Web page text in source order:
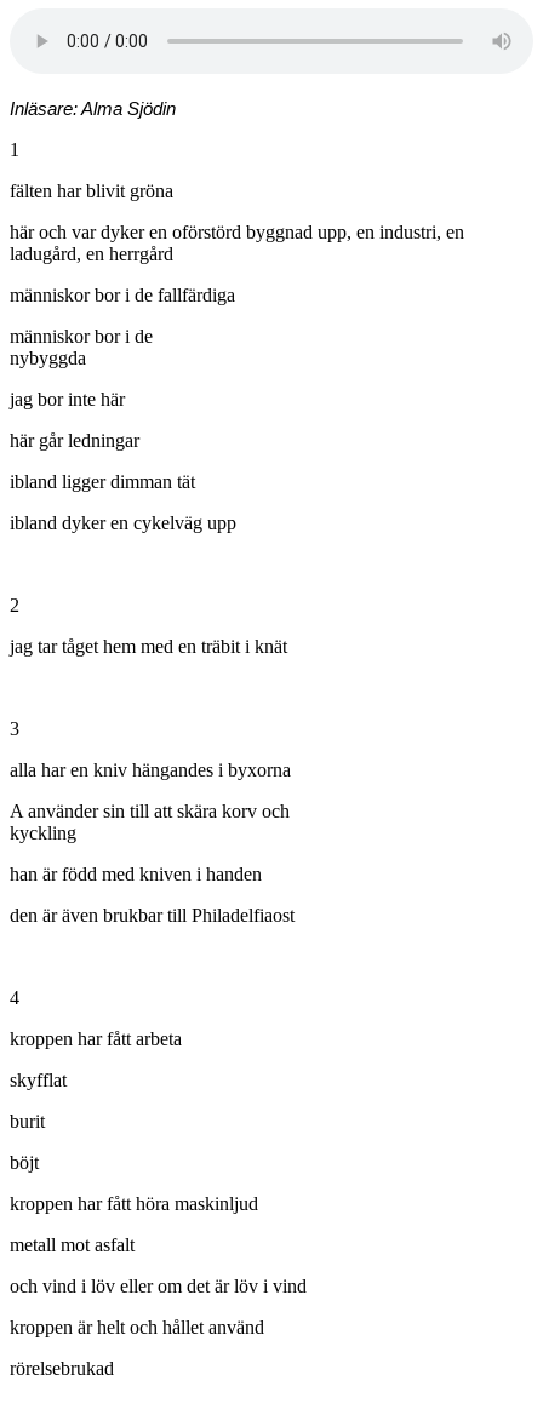
Inläsare: Alma Sjödin
1
fälten har blivit gröna
här och var dyker en oförstörd byggnad upp, en industri, en
ladugård, en herrgård
människor bor i de fallfärdiga
människor bor i de
nybyggda
jag bor inte här
här går ledningar
ibland ligger dimman tät
ibland dyker en cykelväg upp
2
jag tar tåget hem med en träbit i knät
3
alla har en kniv hängandes i byxorna
A använder sin till att skära korv och
kyckling
han är född med kniven i handen
den är även brukbar till Philadelfiaost
4
kroppen har fått arbeta
skyfflat
burit
böjt
kroppen har fått höra maskinljud
metall mot asfalt
och vind i löv eller om det är löv i vind
kroppen är helt och hållet använd
rörelsebrukad